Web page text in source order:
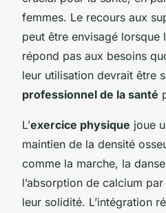
femmes. Le recours aux
peut être envisagé lorsque
répond pas aux besoins
leur utilisation devrait être
professionnel de la santé
L’exercice physique joue
maintien de la densité
comme la marche, la
l’absorption de calcium
leur solidité. L’intégration